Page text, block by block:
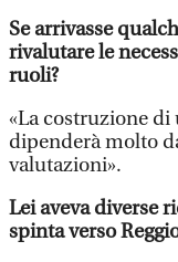
Se arrivasse
rivalutare le
ruoli?
«La costruzione di
dipenderà molto
valutazioni».
Lei aveva diverse
spinta verso